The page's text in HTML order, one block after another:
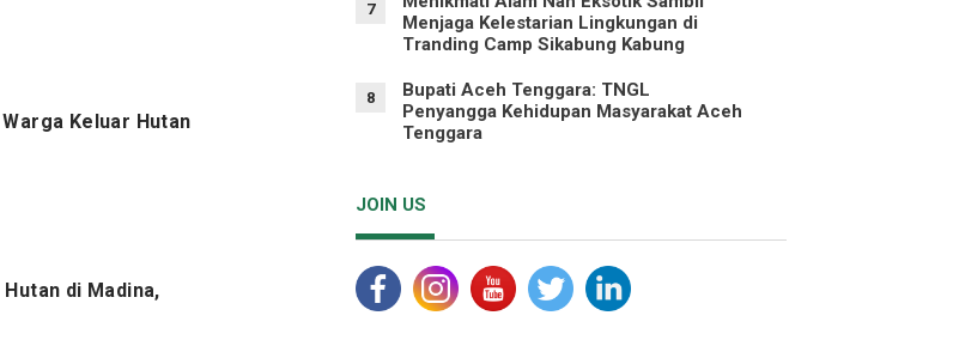
Keluar Hutan
di Madina,
7
Menjaga Kelestarian Lingkungan di
Tranding Camp Sikabung Kabung
8
Bupati Aceh Tenggara: TNGL
Penyangga Kehidupan Masyarakat Aceh
Tenggara
JOIN US